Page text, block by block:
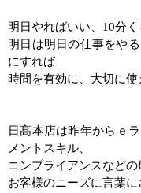
明日やればいい、 10分く
明日は明日の仕事をやる
にすれば
時間を有効に、大切に使
日髙本店は昨年からｅ
メントスキル、
コンプライアンスなどの
お客様のニーズに言葉